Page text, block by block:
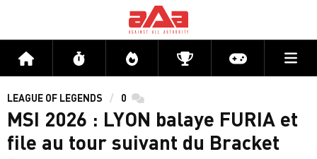
Accueil Flux Directs CompétitionsActu jeux
LEAGUE OF LEGENDS 0 commentaires
MSI 2026 : LYON balaye FURIA et
file au tour suivant du Bracket